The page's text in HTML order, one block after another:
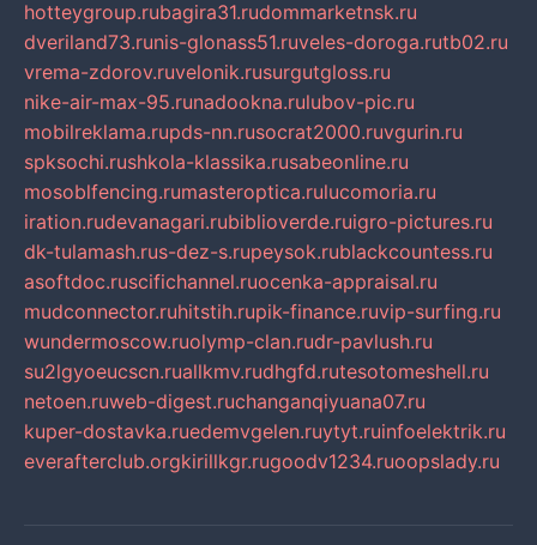
hotteygroup.rubagira31.rudommarketnsk.ru
dveriland73.runis-glonass51.ruveles-doroga.rutb02.ru
vrema-zdorov.ruvelonik.rusurgutgloss.ru
nike-air-max-95.runadookna.rulubov-pic.ru
mobilreklama.rupds-nn.rusocrat2000.ruvgurin.ru
spksochi.rushkola-klassika.rusabeonline.ru
mosoblfencing.rumasteroptica.rulucomoria.ru
iration.rudevanagari.rubiblioverde.ruigro-pictures.ru
dk-tulamash.rus-dez-s.rupeysok.rublackcountess.ru
asoftdoc.ruscifichannel.ruocenka-appraisal.ru
mudconnector.ruhitstih.rupik-finance.ruvip-surfing.ru
wundermoscow.ruolymp-clan.rudr-pavlush.ru
su2lgyoeucscn.ruallkmv.rudhgfd.rutesotomeshell.ru
netoen.ruweb-digest.ruchanganqiyuana07.ru
kuper-dostavka.ruedemvgelen.ruytyt.ruinfoelektrik.ru
everafterclub.orgkirillkgr.rugoodv1234.ruoopslady.ru